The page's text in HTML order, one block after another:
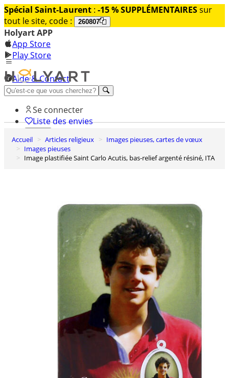
Spécial Saint-Laurent : -15 % SUPPLÉMENTAIRESsur
tout le site, code :
260807
Holyart APP
App Store
Play Store
Aide & Contact
Découvrez Premium
Se connecter
Liste des envies
0
Panier
Accueil Articles religieux
Images pieuses, cartes de vœux
Images pieuses
Image plastifiée Saint Carlo Acutis, bas-relief argenté résiné, ITA